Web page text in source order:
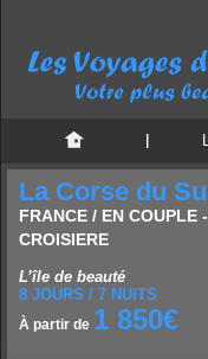
La Corse du
FRANCE / EN COUPLE
CROISIERE
L’île de beauté
8 JOURS / 7 NUITS
À partir de 1 850€